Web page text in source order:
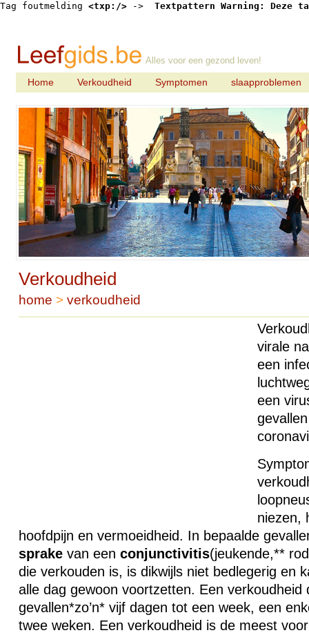
Tag foutmelding <txp:/> -> Textpattern Warning: Deze
Alles voor een gezond leven!
Home Verkoudheid Symptomen slaapproblemen
Verkoudheid
home > verkoudheid
virale
een
een
niezen,
hoofdpijn en vermoeidheid. In bepaalde
sprakevan een conjunctivitis(jeukende,**
die verkouden is, is dikwijls niet bedlegerig en
alle dag gewoon voortzetten. Een verkoudheid
gevallen*zo’n* vijf dagen tot een week, een
twee weken. Een verkoudheid is de meest